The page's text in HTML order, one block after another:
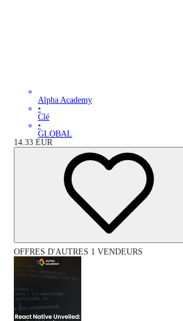
Alpha Academy
•
Clé
•
GLOBAL
14.33 EUR
OFFRES D'AUTRES 1 VENDEURS